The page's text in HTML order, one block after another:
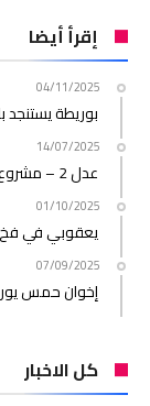
إقرأ أيضا
04/11/2025
بوريطة يستنجد
14/07/2025
عدل 2 – مشروع 10507 مسكن: الأشغال تتعثر والآجال تتبخر!
01/10/2025
يعقوبي في فخ
07/09/2025
إخوان حمس
كل الاخبار